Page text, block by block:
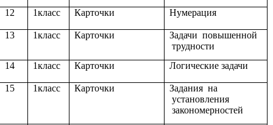
12
1класс Карточки Нумерация
13 1класс Карточки
Задачи повышенной
трудности
14
1класс Карточки Логические задачи
15 1класс Карточки
Задания на
установления
закономерностей